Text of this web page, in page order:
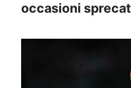
occasioni